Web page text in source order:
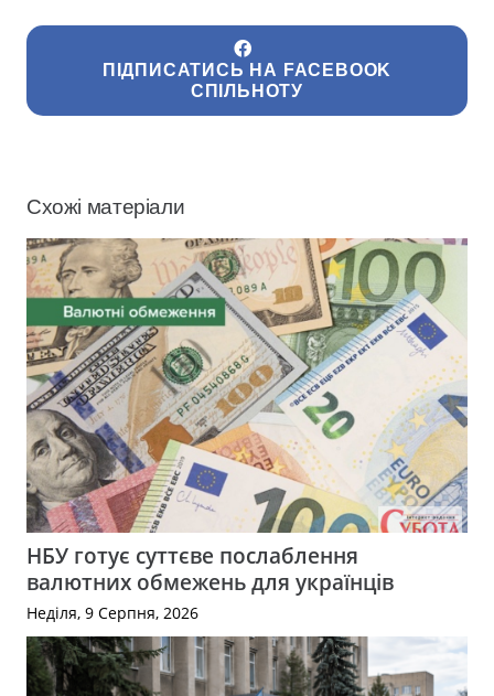
ПІДПИСАТИСЬ НА FACEBOOK
СПІЛЬНОТУ
Схожі матеріали
НБУ готує суттєве послаблення
валютних обмежень для українців
Неділя, 9 Серпня, 2026